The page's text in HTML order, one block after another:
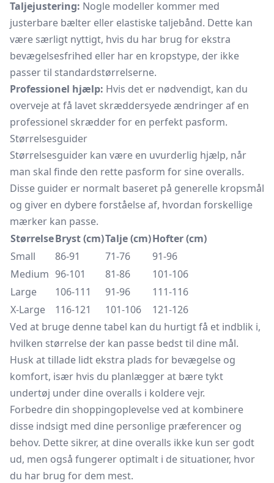
Taljejustering: Nogle modeller kommer med
justerbare bælter eller elastiske taljebånd. Dette kan
være særligt nyttigt, hvis du har brug for ekstra
bevægelsesfrihed eller har en kropstype, der ikke
passer til standardstørrelserne.
Professionel hjælp: Hvis det er nødvendigt, kan du
overveje at få lavet skræddersyede ændringer af en
professionel skrædder for en perfekt pasform.
Størrelsesguider
Størrelsesguider kan være en uvurderlig hjælp, når
man skal finde den rette pasform for sine overalls.
Disse guider er normalt baseret på generelle kropsmål
og giver en dybere forståelse af, hvordan forskellige
mærker kan passe.
StørrelseBryst (cm)Talje (cm)Hofter (cm)
Small
86-91 71-76
91-96
Medium 96-101 81-86
101-106
Large
106-111 91-96
111-116
X-Large
116-121 101-106
121-126
Ved at bruge denne tabel kan du hurtigt få et indblik i,
hvilken størrelse der kan passe bedst til dine mål.
Husk at tillade lidt ekstra plads for bevægelse og
komfort, især hvis du planlægger at bære tykt
undertøj under dine overalls i koldere vejr.
Forbedre din shoppingoplevelse ved at kombinere
disse indsigt med dine personlige præferencer og
behov. Dette sikrer, at dine overalls ikke kun ser godt
ud, men også fungerer optimalt i de situationer, hvor
du har brug for dem mest.